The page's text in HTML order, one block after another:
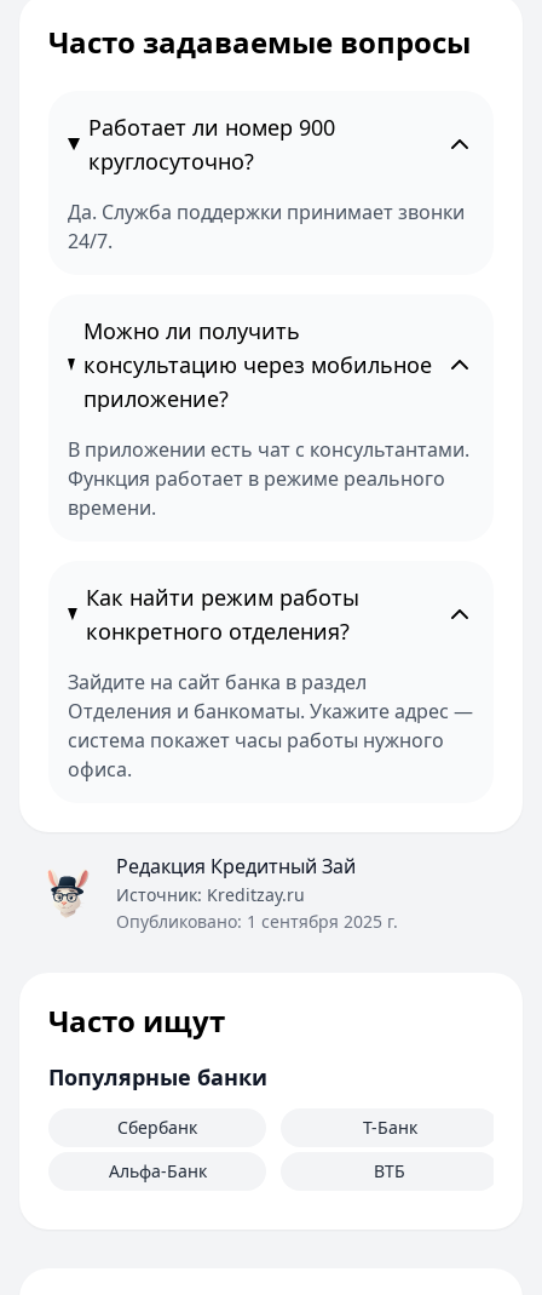
Часто задаваемые вопросы
Работает ли номер 900
круглосуточно?
Да. Служба поддержки принимает звонки
24/7.
Можно ли получить
консультацию через мобильное
приложение?
В приложении есть чат с консультантами.
Функция работает в режиме реального
времени.
Как найти режим работы
конкретного отделения?
Зайдите на сайт банка в раздел
Отделения и банкоматы. Укажите адрес —
система покажет часы работы нужного
офиса.
Редакция Кредитный Зай
Источник: Kreditzay.ru
Опубликовано: 1 сентября 2025 г.
Часто ищут
Популярные банки
Сбербанк
Альфа-Банк
Т-Банк
ВТБ